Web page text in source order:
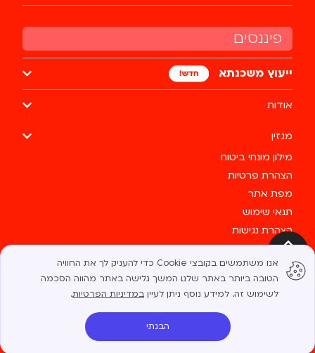
אנו משתמשים בקובצי Cookie כדי להעניק לך את החוויה
הטובה ביותר באתר שלנו. המשך גלישה באתר מהווה הסכמה
לשימוש זה. למידע נוסף ניתן לעיין במדיניות הפרטיות.
הבנתי
פיננסים
ייעוץ משכנתא
אודות
מגזין
מילון מונחי ביטוח
הצהרת פרטיות
מפת אתר
תנאי שימוש
הצהרת נגישות
צרו קשר
כל הזכויות שמורות לבסטי @ 2025